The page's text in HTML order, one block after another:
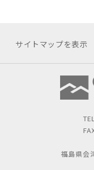
サイトマップを表示
福島県会